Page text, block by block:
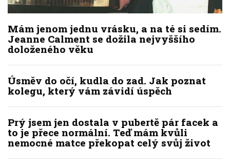
Mám jenom jednu vrásku, a na té si sedím.
Jeanne Calment se dožila nejvyššího
doloženého věku
Úsměv do očí, kudla do zad. Jak poznat
kolegu, který vám závidí úspěch
Prý jsem jen dostala v pubertě pár facek a
to je přece normální. Teď mám kvůli
nemocné matce překopat celý svůj život